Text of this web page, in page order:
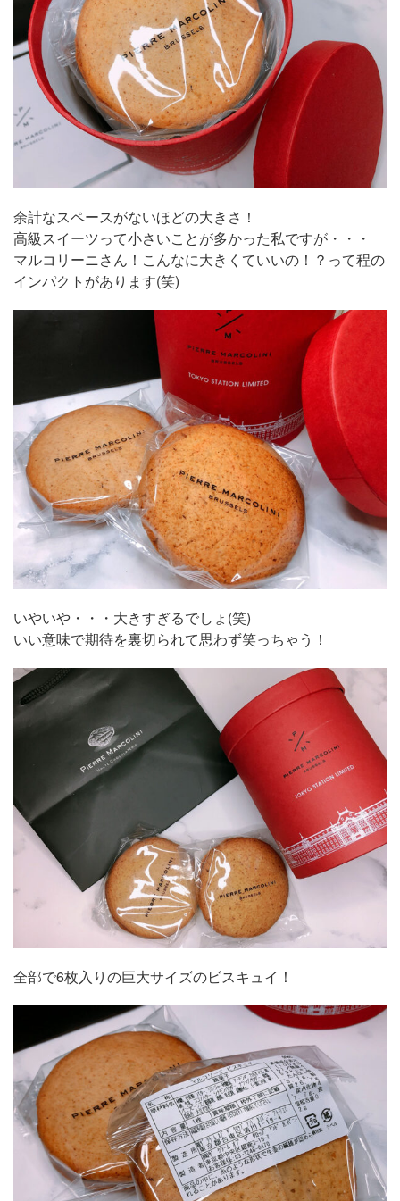
余計なスペースがないほどの大きさ！
高級スイーツって小さいことが多かった私ですが・・・
マルコリーニさん！こんなに大きくていいの！？って程の
インパクトがあります(笑)
いやいや・・・大きすぎるでしょ(笑)
いい意味で期待を裏切られて思わず笑っちゃう！
全部で6枚入りの巨大サイズのビスキュイ！